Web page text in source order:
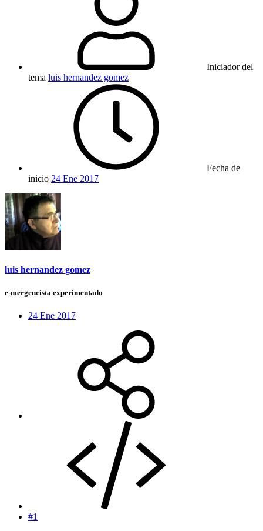
Iniciador del
tema luis hernandez gomez
Fecha de
inicio 24 Ene 2017
luis hernandez gomez
e-mergencista experimentado
24 Ene 2017
#1